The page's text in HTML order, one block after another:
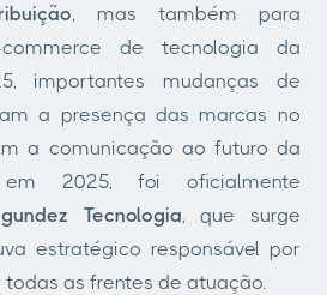
, mas também para
de tecnologia da
importantes mudanças de
a presença das marcas no
a comunicação ao futuro da
2025, foi oficialmente
Tecnologia, que surge
estratégico responsável por
as frentes de atuação.